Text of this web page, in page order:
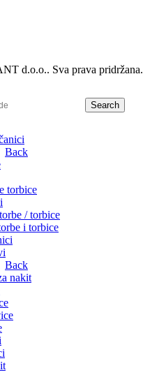
d.o.o.. Sva prava pridržana.
Search
Back
torbice
/ torbice
i torbice
Back
nakit